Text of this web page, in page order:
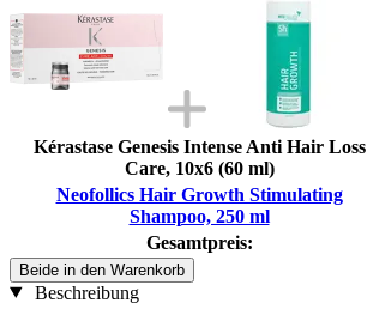
Kérastase Genesis Intense Anti Hair Loss
Care, 10x6 (60 ml)
Neofollics Hair Growth Stimulating
Shampoo, 250 ml
Gesamtpreis:
Beide in den Warenkorb
Beschreibung